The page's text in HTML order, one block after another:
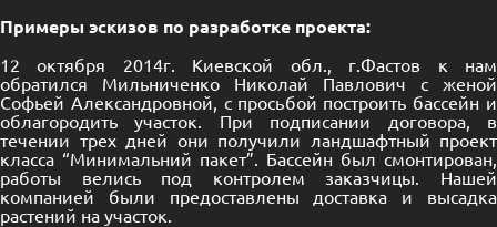
Примеры эскизов по разработке проекта:
12 октября 2014г. Киевской обл., г.Фастов к нам
обратился Мильниченко Николай Павлович с женой
Софьей Александровной, с просьбой построить бассейн и
облагородить участок. При подписании договора, в
течении трех дней они получили ландшафтный проект
класса “Минимальний пакет”. Бассейн был смонтирован,
работы велись под контролем заказчицы. Нашей
компанией были предоставлены доставка и высадка
растений на участок.